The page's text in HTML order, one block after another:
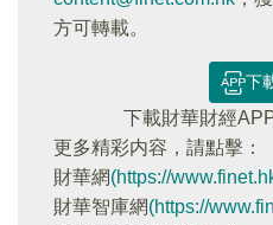
方可轉載。
下
下載財華財經
更多精彩内容，請點擊：
財華網(https://
財華智庫網(https://